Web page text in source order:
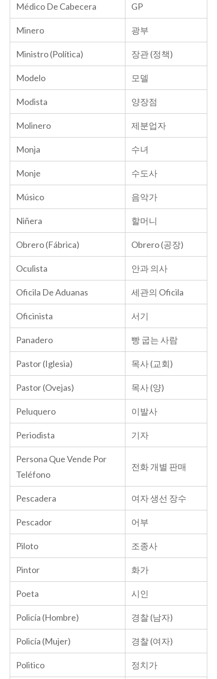
Médico De Cabecera GP
Minero 광부
Ministro (Política) 장관 (정책)
Modelo 모델
Modista 양장점
Molinero 제분업자
Monja 수녀
Monje 수도사
Músico 음악가
Niñera 할머니
Obrero (Fábrica) Obrero (공장)
Oculista 안과 의사
Oficila De Aduanas 세관의 Oficila
Oficinista 서기
Panadero 빵 굽는 사람
Pastor (Iglesia) 목사 (교회)
Pastor (Ovejas) 목사 (양)
Peluquero 이발사
Periodista 기자
Persona Que Vende Por
Teléfono
전화 개별 판매
Pescadera 여자 생선 장수
Pescador 어부
Piloto 조종사
Pintor 화가
Poeta 시인
Policía (Hombre) 경찰 (남자)
Policía (Mujer) 경찰 (여자)
Politico 정치가